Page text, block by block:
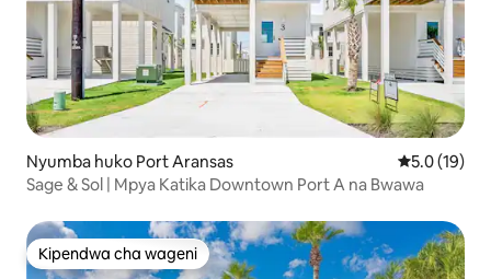
Nyumba huko Port Aransas Ukadiriaji
5.0 (19)
Sage & Sol | Mpya Katika Downtown Port A na Bwawa
Kipendwa cha wageni
Kipendwa cha wageni